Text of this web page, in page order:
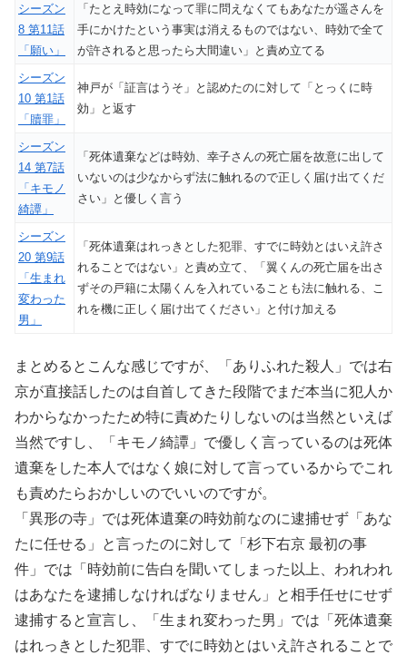
シーズン
8 第11話
「願い」
「たとえ時効になって罪に問えなくてもあなたが遥さんを
手にかけたという事実は消えるものではない、時効で全て
が許されると思ったら大間違い」と責め立てる
シーズン
10 第1話
「贖罪」
神戸が「証言はうそ」と認めたのに対して「とっくに時
効」と返す
シーズン
14 第7話
「キモノ
綺譚」
「死体遺棄などは時効、幸子さんの死亡届を故意に出して
いないのは少なからず法に触れるので正しく届け出てくだ
さい」と優しく言う
シーズン
20 第9話
「生まれ
変わった
男」
「死体遺棄はれっきとした犯罪、すでに時効とはいえ許さ
れることではない」と責め立て、「翼くんの死亡届を出さ
ずその戸籍に太陽くんを入れていることも法に触れる、こ
れを機に正しく届け出てください」と付け加える
まとめるとこんな感じですが、「ありふれた殺人」では右
京が直接話したのは自首してきた段階でまだ本当に犯人か
わからなかったため特に責めたりしないのは当然といえば
当然ですし、「キモノ綺譚」で優しく言っているのは死体
遺棄をした本人ではなく娘に対して言っているからでこれ
も責めたらおかしいのでいいのですが。
「異形の寺」では死体遺棄の時効前なのに逮捕せず「あな
たに任せる」と言ったのに対して「杉下右京 最初の事
件」では「時効前に告白を聞いてしまった以上、われわれ
はあなたを逮捕しなければなりません」と相手任せにせず
逮捕すると宣言し、「生まれ変わった男」では「死体遺棄
はれっきとした犯罪、すでに時効とはいえ許されることで